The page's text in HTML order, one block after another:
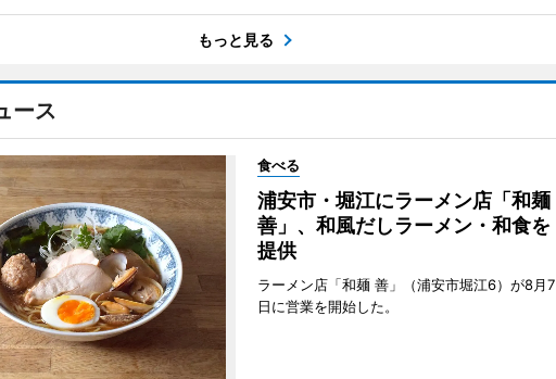
もっと見る
ース
食べる
浦安市・堀江にラーメン店「和麺
善」、和風だしラーメン・和食を
提供
ラーメン店「和麺 善」（浦安市堀江6）が8月7
日に営業を開始した。